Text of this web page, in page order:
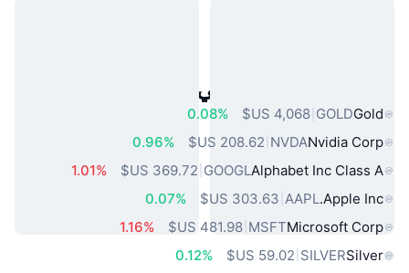
أصول العالم الحقيقي الشائعة
Gold
GOLD
‏‏4,068 US$
0.08%
Nvidia Corp
NVDA
0.96%
Alphabet Inc Class A
GOOGL
1.01%
Apple Inc.
AAPL
0.07%
Microsoft Corp
MSFT
‏481.98 US$
1.16%
Silver
SILVER
0.12%